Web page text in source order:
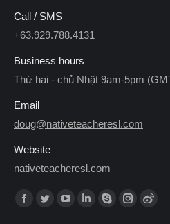
Call / SMS
+63.929.788.4131
Business hours
Thứ hai - chủ Nhật 9am-5pm
Email
doug@nativeteacheresl.com
Website
nativeteacheresl.com
Find us on:
Facebook
Twitter YouTubeLinkedinSkypeInstagram
Weibo